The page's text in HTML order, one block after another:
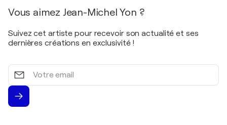
Vous aimez Jean-Michel Yon ?
Suivez cet artiste pour recevoir son actualité et ses
dernières créations en exclusivité !
Votre
email